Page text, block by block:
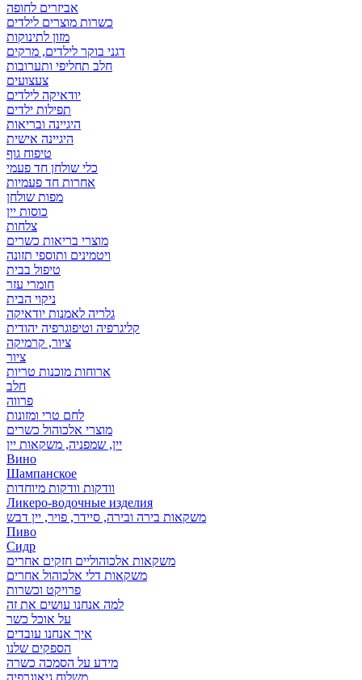
אביזרים לחופה
כשרות מוצרים לילדים
מזון לתינוקות
דגני בוקר לילדים, מרקים
חלב תחליפי ותערובות
צעצועים
יודאיקה לילדים
תפילות ילדים
היגיינה ובריאות
היגיינה אישית
טיפוח גוף
כלי שולחן חד פעמי
אחרות חד פעמיות
מפות שולחן
כוסות יין
צלחות
מוצרי בריאות כשרים
ויטמינים ותוספי תזונה
טיפול בבית
חומרי עזר
ניקוי הבית
גלריה לאמנות יודאיקה
קליגרפיה וטיפוגרפיה יהודית
ציור, קרמיקה
ציור
ארוחות מוכנות טריות
חלב
פרווה
לחם טרי ומזונות
מוצרי אלכוהול כשרים
יין, שמפניה, משקאות יין
Вино
Шампанское
וודקות וודקות מיוחדות
Ликеро-водочные изделия
משקאות בירה ובירה, סיידר, פויר, יין דבש
Пиво
Сидр
משקאות אלכוהוליים חזקים אחרים
משקאות דלי אלכוהול אחרים
פרויקט וכשרות
למה אנחנו עושים את זה
על אוכל כשר
איך אנחנו עובדים
הספקים שלנו
מידע על הסמכה כשרה
משלוח גיאוגרפיה